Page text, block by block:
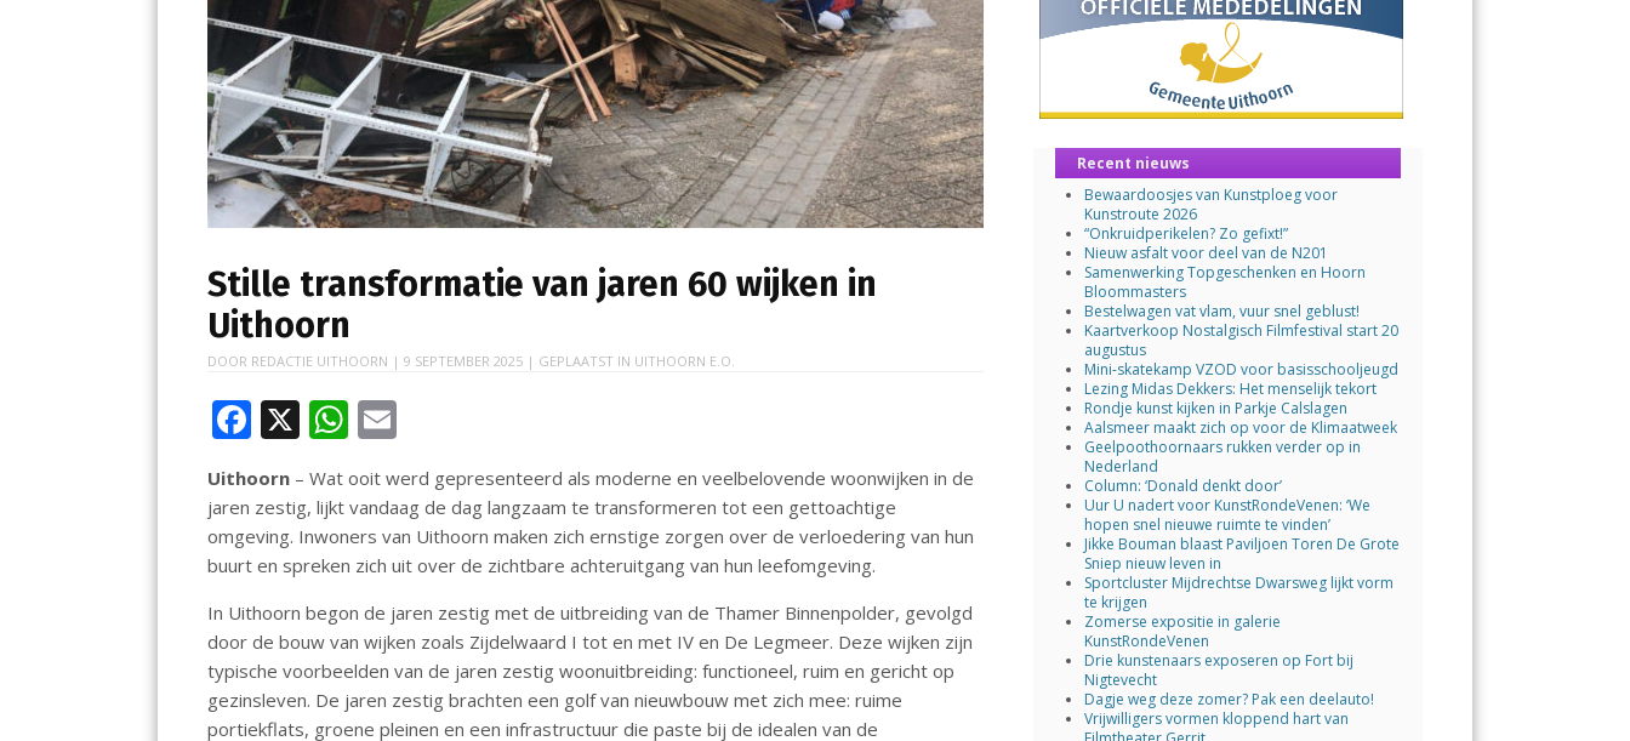
Stille transformatie van jaren 60 wijken in
Uithoorn
DOOR REDACTIE UITHOORN |9 SEPTEMBER 2025 | GEPLAATST IN UITHOORN E.O.
F
ac
e
b
o
o
k
X W
h
at
s
A
p
p
ai
l
Uithoorn – Wat ooit werd gepresenteerd als moderne en veelbelovende woonwijken in de
jaren zestig, lijkt vandaag de dag langzaam te transformeren tot een gettoachtige
omgeving. Inwoners van Uithoorn maken zich ernstige zorgen over de verloedering van hun
buurt en spreken zich uit over de zichtbare achteruitgang van hun leefomgeving.
In Uithoorn begon de jaren zestig met de uitbreiding van de Thamer Binnenpolder, gevolgd
door de bouw van wijken zoals Zijdelwaard I tot en met IV en De Legmeer. Deze wijken zijn
typische voorbeelden van de jaren zestig woonuitbreiding: functioneel, ruim en gericht op
gezinsleven. De jaren zestig brachten een golf van nieuwbouw met zich mee: ruime
portiekflats, groene pleinen en een infrastructuur die paste bij de idealen van de
Recent nieuws
Bewaardoosjes van Kunstploeg voor
Kunstroute 2026
“Onkruidperikelen? Zo gefixt!”
Nieuw asfalt voor deel van de N201
Samenwerking Topgeschenken en Hoorn
Bloommasters
Bestelwagen vat vlam, vuur snel geblust!
Kaartverkoop Nostalgisch Filmfestival start 20
augustus
Mini-skatekamp VZOD voor basisschooljeugd
Lezing Midas Dekkers: Het menselijk tekort
Rondje kunst kijken in Parkje Calslagen
Aalsmeer maakt zich op voor de Klimaatweek
Geelpoothoornaars rukken verder op in
Nederland
Column: ‘Donald denkt door’
Uur U nadert voor KunstRondeVenen: ‘We
hopen snel nieuwe ruimte te vinden’
Jikke Bouman blaast Paviljoen Toren De Grote
Sniep nieuw leven in
Sportcluster Mijdrechtse Dwarsweg lijkt vorm
te krijgen
Zomerse expositie in galerie
KunstRondeVenen
Drie kunstenaars exposeren op Fort bij
Nigtevecht
Dagje weg deze zomer? Pak een deelauto!
Vrijwilligers vormen kloppend hart van